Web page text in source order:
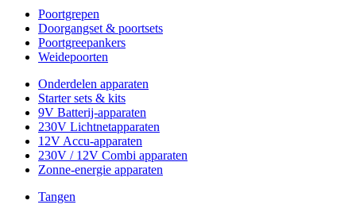
Poortgrepen
Doorgangset & poortsets
Poortgreepankers
Weidepoorten
Onderdelen apparaten
Starter sets & kits
9V Batterij-apparaten
230V Lichtnetapparaten
12V Accu-apparaten
230V / 12V Combi apparaten
Zonne-energie apparaten
Tangen